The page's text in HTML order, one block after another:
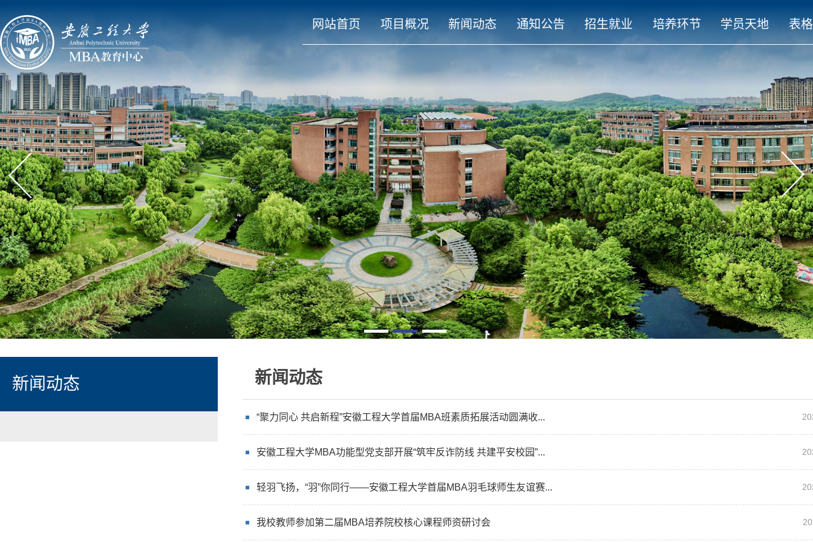
网站首页 项目概况 新闻动态 通知公告 招生就业 培养环节 学员天地 表
新闻动态 新闻动态
“聚力同心 共启新程”安徽工程大学首届MBA班素质拓展活动圆满收...
安徽工程大学MBA功能型党支部开展“筑牢反诈防线 共建平安校园”...
轻羽飞扬，“羽”你同行——安徽工程大学首届MBA羽毛球师生友谊赛...
我校教师参加第二届MBA培养院校核心课程师资研讨会